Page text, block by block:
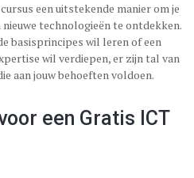
een uitstekende manier om je
technologieën te ontdekken.
basisprincipes wil leren of een
wil verdiepen, er zijn tal van
aan jouw behoeften voldoen.
een Gratis ICT